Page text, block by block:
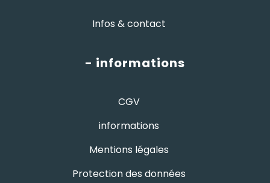
Infos & contact
- informations
CGV
informations
Mentions légales
Protection des données